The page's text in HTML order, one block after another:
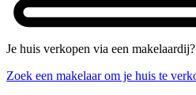
Je huis verkopen via een makelaardij?
Zoek een makelaar om je huis te